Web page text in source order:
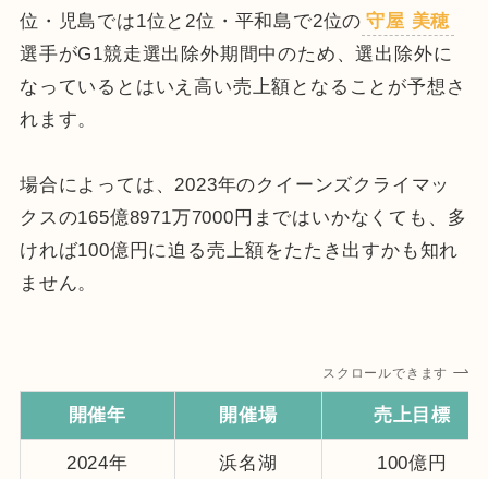
位・児島では1位と2位・平和島で2位の 守屋 美穂
選手がG1競走選出除外期間中のため、選出除外に
なっているとはいえ高い売上額となることが予想さ
れます。
場合によっては、2023年のクイーンズクライマッ
クスの165億8971万7000円まではいかなくても、多
ければ100億円に迫る売上額をたたき出すかも知れ
ません。
スクロールできます
開催年 開催場 売上目標
2024年 浜名湖 100億円